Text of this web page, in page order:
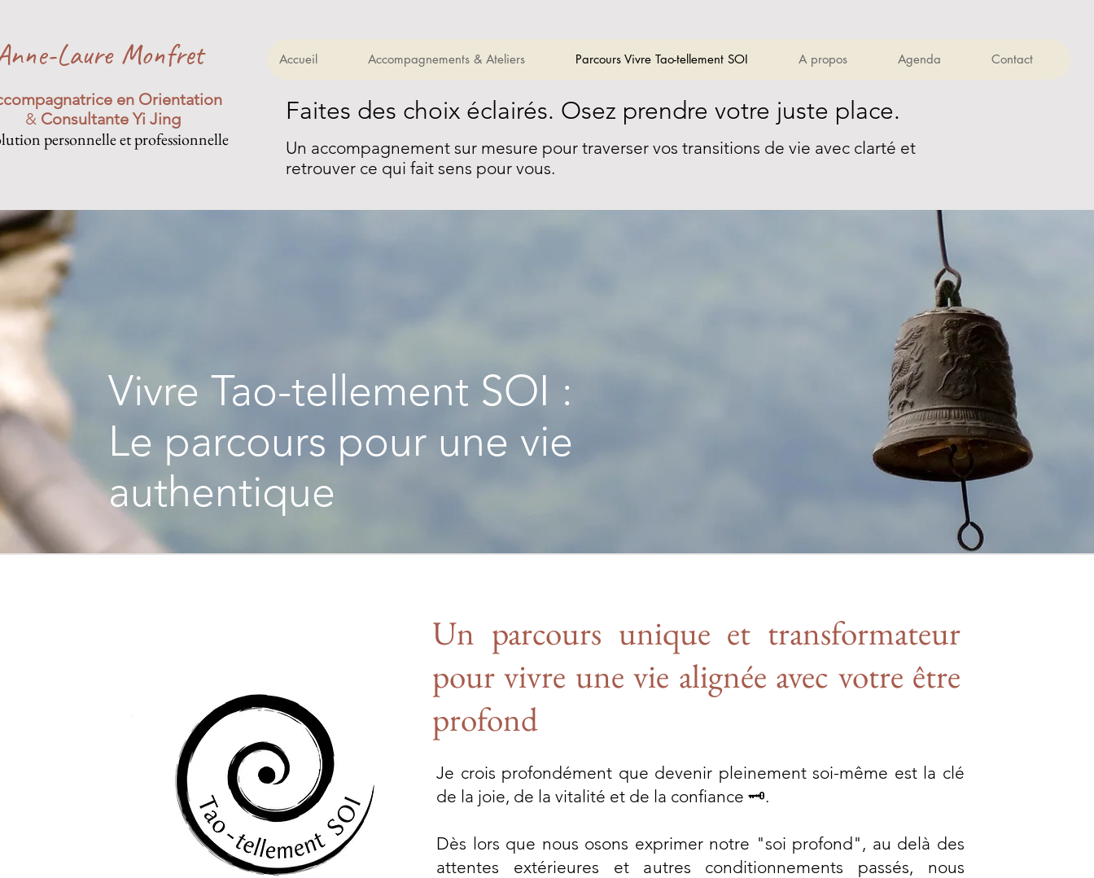
Laure Monfret
en Orientation
& Consultante Yi Jing
personnelle et professionnelle
Accueil Accompagnements & Ateliers Parcours Vivre Tao-tellement SOI A propos Agenda Contact
Faites des choix éclairés. Osez prendre votre juste place.
Un accompagnement sur mesure pour traverser vos transitions de vie avec clarté et
retrouver ce qui fait sens pour vous.
Vivre Tao-tellement SOI :
Le parcours pour une vie
authentique
Un parcours unique et transformateur
pour vivre une vie alignée avec votre être
profond
Je crois profondément que devenir pleinement soi-même est la clé
de la joie, de la vitalité et de la confiance 🗝️.
Dès lors que nous osons exprimer notre "soi profond", au delà des
attentes extérieures et autres conditionnements passés, nous